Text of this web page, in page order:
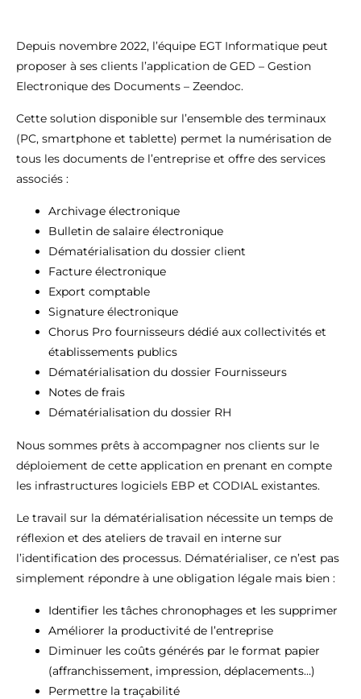
Depuis novembre 2022, l’équipe EGT Informatique peut
proposer à ses clients l’application de GED – Gestion
Electronique des Documents – Zeendoc.
Cette solution disponible sur l’ensemble des terminaux
(PC, smartphone et tablette) permet la numérisation de
tous les documents de l’entreprise et offre des services
associés :
Archivage électronique
Bulletin de salaire électronique
Dématérialisation du dossier client
Facture électronique
Export comptable
Signature électronique
Chorus Pro fournisseurs dédié aux collectivités et
établissements publics
Dématérialisation du dossier Fournisseurs
Notes de frais
Dématérialisation du dossier RH
Nous sommes prêts à accompagner nos clients sur le
déploiement de cette application en prenant en compte
les infrastructures logiciels EBP et CODIAL existantes.
Le travail sur la dématérialisation nécessite un temps de
réflexion et des ateliers de travail en interne sur
l’identification des processus. Dématérialiser, ce n’est pas
simplement répondre à une obligation légale mais bien :
Identifier les tâches chronophages et les supprimer
Améliorer la productivité de l’entreprise
Diminuer les coûts générés par le format papier
(affranchissement, impression, déplacements…)
Permettre la traçabilité